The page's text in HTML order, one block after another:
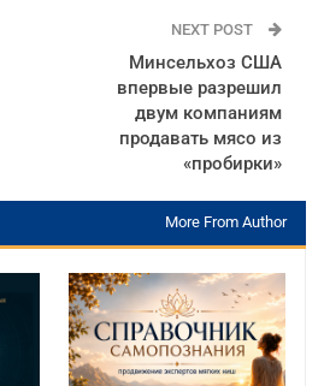
NEXT POST
Минсельхоз США
впервые разрешил
двум компаниям
продавать мясо из
«пробирки»
More From Author